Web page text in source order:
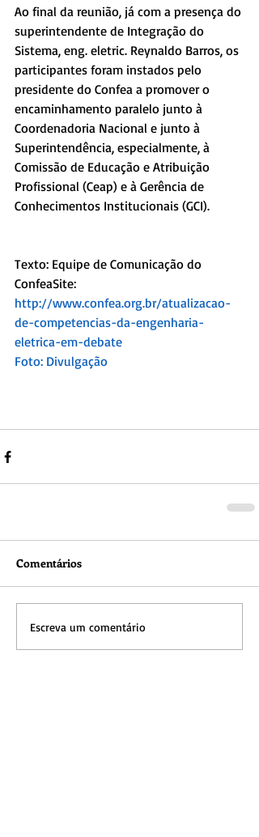
Ao final da reunião, já com a presença do
superintendente de Integração do
Sistema, eng. eletric. Reynaldo Barros, os
participantes foram instados pelo
presidente do Confea a promover o
encaminhamento paralelo junto à
Coordenadoria Nacional e junto à
Superintendência, especialmente, à
Comissão de Educação e Atribuição
Profissional (Ceap) e à Gerência de
Conhecimentos Institucionais (GCI).
Texto: Equipe de Comunicação do
ConfeaSite:
http://www.confea.org.br/atualizacao-
de-competencias-da-engenharia-
eletrica-em-debate
Foto: Divulgação
Comentários
Escreva um comentário